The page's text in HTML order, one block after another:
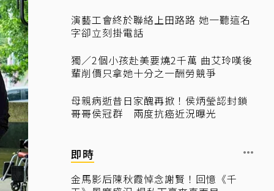
演藝工會終於聯絡上田路路 她一聽這名
字卻立刻掛電話
獨／2個小孩赴美要燒2千萬 曲艾玲嘆後
輩削價只拿她十分之一酬勞競爭
母親病逝昔日家醜再掀！侯炳瑩認封鎖
哥哥侯冠群 兩度抗癌近況曝光
即時
金馬影后陳秋霞悼念謝賢！回憶《千